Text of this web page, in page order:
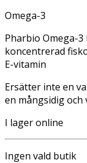
Omega-3
Pharbio Omega-
koncentrerad
E-vitamin
Ersätter inte en
en mångsidig och
I lager online
Ingen vald butik